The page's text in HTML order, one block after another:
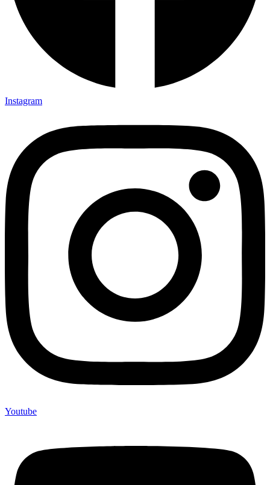
Instagram
Youtube